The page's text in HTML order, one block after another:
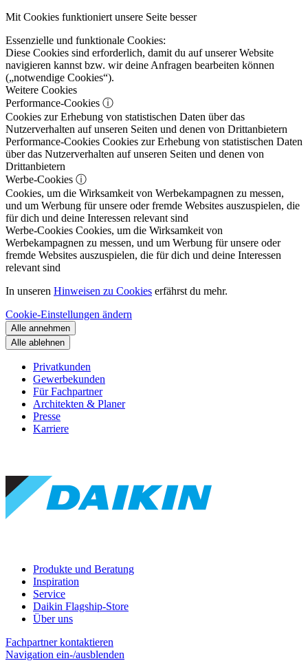
Mit Cookies funktioniert unsere Seite besser
Essenzielle und funktionale Cookies:
Diese Cookies sind erforderlich, damit du auf unserer Website
navigieren kannst bzw. wir deine Anfragen bearbeiten können
(„notwendige Cookies“).
Weitere Cookies
Performance-Cookies ⓘ
Cookies zur Erhebung von statistischen Daten über das
Nutzerverhalten auf unseren Seiten und denen von Drittanbietern
Performance-Cookies Cookies zur Erhebung von statistischen Daten
über das Nutzerverhalten auf unseren Seiten und denen von
Drittanbietern
Werbe-Cookies ⓘ
Cookies, um die Wirksamkeit von Werbekampagnen zu messen,
und um Werbung für unsere oder fremde Websites auszuspielen, die
für dich und deine Interessen relevant sind
Werbe-Cookies Cookies, um die Wirksamkeit von
Werbekampagnen zu messen, und um Werbung für unsere oder
fremde Websites auszuspielen, die für dich und deine Interessen
relevant sind
In unseren Hinweisen zu Cookies erfährst du mehr.
Cookie-Einstellungen ändern
Alle annehmen
Alle ablehnen
Privatkunden
Gewerbekunden
Für Fachpartner
Architekten & Planer
Presse
Karriere
Produkte und Beratung
Inspiration
Service
Daikin Flagship-Store
Über uns
Fachpartner kontaktieren
Navigation ein-/ausblenden